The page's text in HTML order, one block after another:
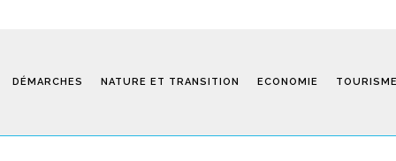
DÉMARCHES NATURE ET TRANSITION ECONOMIE